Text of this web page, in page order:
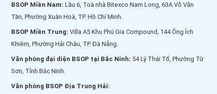
BSOP Miền Nam: Lầu 6, Toà nhà Bitexco Nam Long, 63A Võ Văn
Tần, Phường Xuân Hoà, TP. Hồ Chí Minh.
BSOP Miền Trung: Villa A5 Khu Phú Gia Compound, 144 Ông Ích
Khiêm, Phường Hải Châu, TP. Đà Nẵng.
Văn phòng đại diện BSOP tại Bắc Ninh: 54 Lý Thái Tổ, Phường Từ
Sơn, Tỉnh Bắc Ninh.
Văn phòng BSOP Địa Trung Hải: